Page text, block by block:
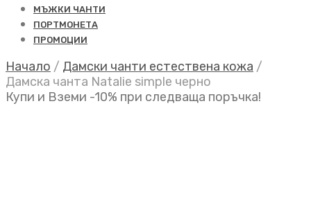
МЪЖКИ ЧАНТИ
ПОРТМОНЕТА
ПРОМОЦИИ
Начало / Дамски чанти естествена кожа /
Дамска чанта Natalie simple черно
Купи и Вземи -10% при следваща поръчка!